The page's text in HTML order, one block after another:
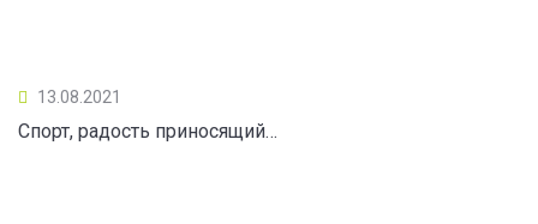
13.08.2021
Спорт, радость приносящий…